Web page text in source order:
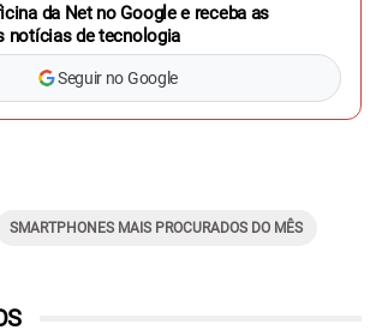
da Net no Google e receba as
notícias de tecnologia
Seguir no Google
SMARTPHONES MAIS PROCURADOS DO MÊS